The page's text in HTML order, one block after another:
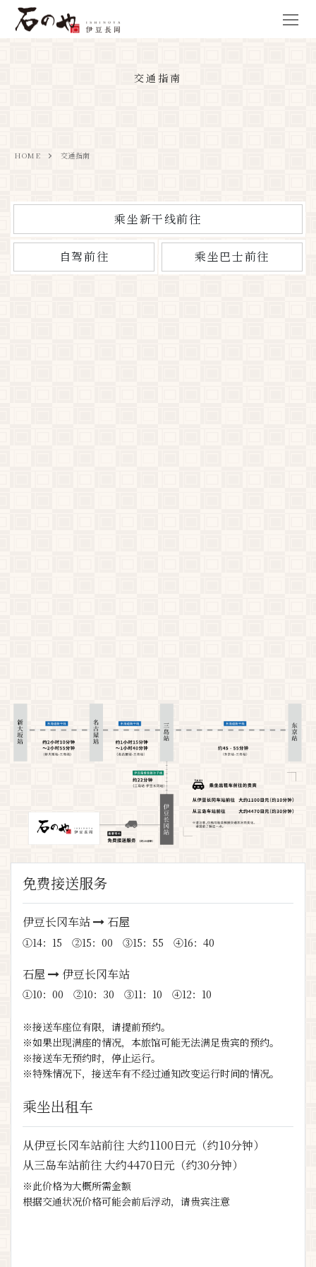
交通指南
HOME 交通指南
乘坐新干线前往
自驾前往 乘坐巴士前往
免费接送服务
伊豆长冈车站 石屋
①14：15 ②15：00 ③15：55 ④16：40
石屋 伊豆长冈车站
①10：00 ②10：30 ③11：10 ④12：10
※接送车座位有限，请提前预约。
※如果出现满座的情况，本旅馆可能无法满足贵宾的预约。
※接送车无预约时，停止运行。
※特殊情况下，接送车有不经过通知改变运行时间的情况。
乘坐出租车
从伊豆长冈车站前往 大约1100日元（约10分钟）
从三岛车站前往 大约4470日元（约30分钟）
※此价格为大概所需金额
根据交通状况价格可能会前后浮动，请贵宾注意